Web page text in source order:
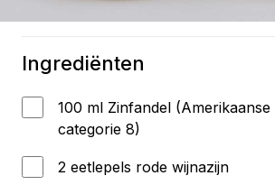
Ingrediënten
100 ml Zinfandel
categorie 8)
2 eetlepels rode wijnazijn